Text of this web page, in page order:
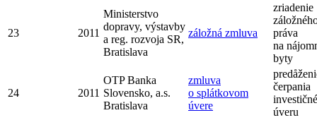
23 2011
Ministerstvo
dopravy, výstavby
a reg. rozvoja SR,
Bratislava
záložná zmluva
zriadenie
práva
na
byty
24 2011
OTP Banka
Slovensko, a.s.
Bratislava
zmluva
o splátkovom
úvere
čerpania
úveru